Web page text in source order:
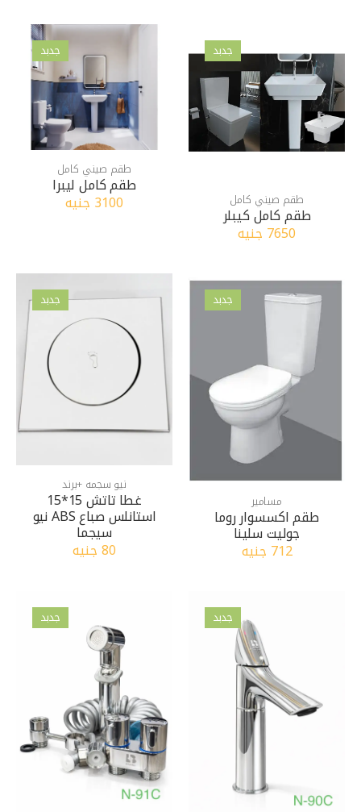
جدبد
طقم صيني كامل
طقم كامل كيبلر
7650 جنيه
جدبد
طقم صيني كامل
طقم كامل ليبرا
3100 جنيه
جدبد
مسامير
طقم اكسسوار روما
جوليت سلينا
712 جنيه
جدبد
نيو سجمه +برند
غطا تاتش 15*15
استانلس صباع ABS نيو
سيجما
80 جنيه
جدبد جدبد